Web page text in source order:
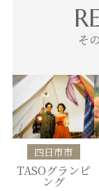
そ
四日市市
TASOグランピ
ング